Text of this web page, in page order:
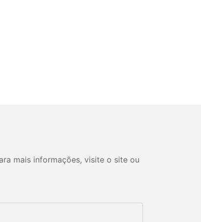
mais informações, visite o site ou